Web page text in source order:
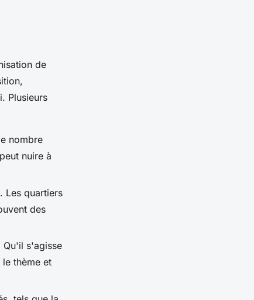
de
Plusieurs
nombre
nuire à
Les quartiers
des
Qu'il s'agisse
thème et